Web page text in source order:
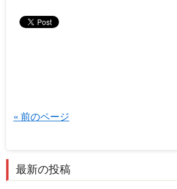
« 前のページ
最新の投稿